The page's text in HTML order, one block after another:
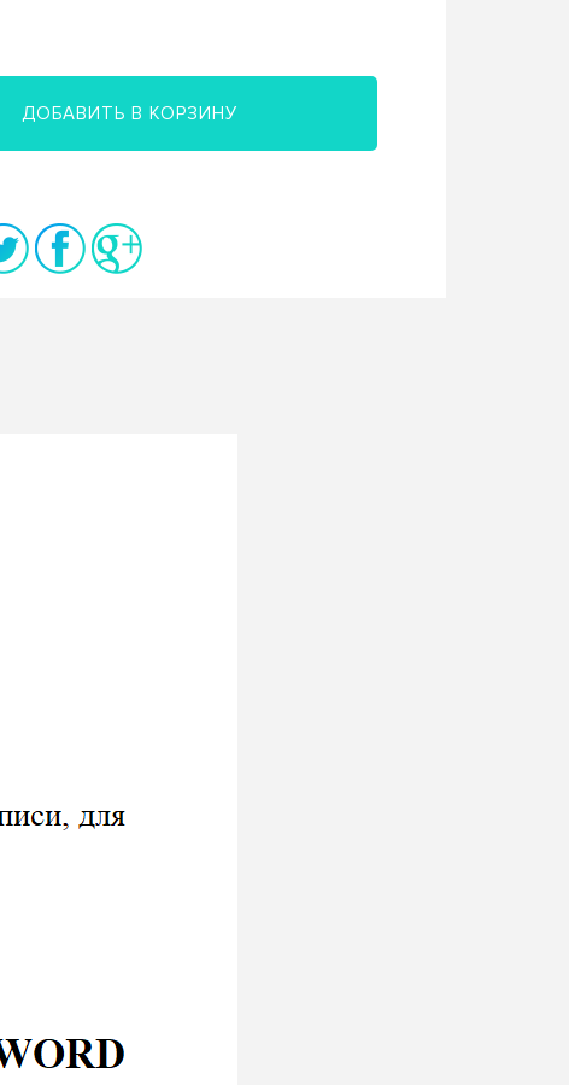
ДОБАВИТЬ В КОРЗИНУ